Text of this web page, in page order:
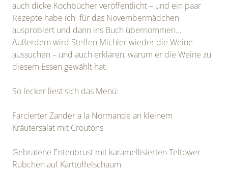
auch dicke Kochbücher veröffentlicht – und ein paar
Rezepte habe ich für das Novembermädchen
ausprobiert und dann ins Buch übernommen…
Außerdem wird Steffen Michler wieder die Weine
aussuchen – und auch erklären, warum er die Weine zu
diesem Essen gewählt hat.
So lecker liest sich das Menü:
Farcierter Zander a la Normande an kleinem
Kräutersalat mit Croutons
Gebratene Entenbrust mit karamellisierten Teltower
Rübchen auf Karttoffelschaum